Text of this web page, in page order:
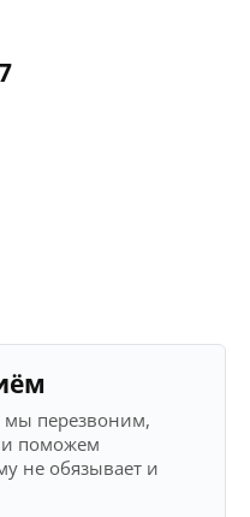
мы перезвоним,
и поможем
не обязывает и